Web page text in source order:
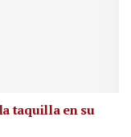
taquilla en su